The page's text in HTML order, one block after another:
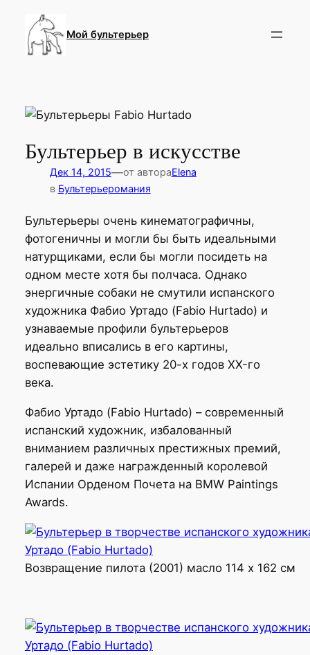
содержимому
Мой бультерьер
Бультерьер в искусстве
Дек 14, 2015—от автораElena
в Бультерьеромания
Бультерьеры очень кинематографичны,
фотогеничны и могли бы быть идеальными
натурщиками, если бы могли посидеть на
одном месте хотя бы полчаса. Однако
энергичные собаки не смутили испанского
художника Фабио Уртадо (Fabio Hurtado) и
узнаваемые профили бультерьеров
идеально вписались в его картины,
воспевающие эстетику 20-х годов XX-го
века.
Фабио Уртадо (Fabio Hurtado) – современный
испанский художник, избалованный
вниманием различных престижных премий,
галерей и даже награжденный королевой
Испании Орденом Почета на BMW Paintings
Awards.
Возвращение пилота (2001) масло 114 х 162 см